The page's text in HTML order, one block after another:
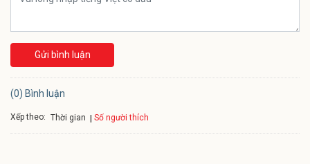
Gửi bình luận
(0) Bình luận
Xếp theo: Thời gian Số người thích